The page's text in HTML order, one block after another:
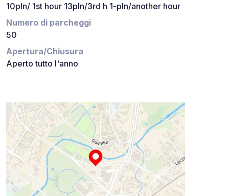
10pln/ 1st hour 13pln/3rd h 1-pln/another hour
Numero di parcheggi
50
Apertura/Chiusura
Aperto tutto l'anno